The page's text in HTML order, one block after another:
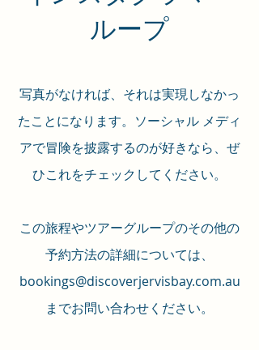
ループ
写真がなければ、それは実現しなかっ
たことになります。ソーシャル メディ
アで冒険を披露するのが好きなら、ぜ
ひこれをチェックしてください。
この旅程やツアーグループのその他の
予約方法の詳細については、
bookings@discoverjervisbay.com.au
までお問い合わせください。